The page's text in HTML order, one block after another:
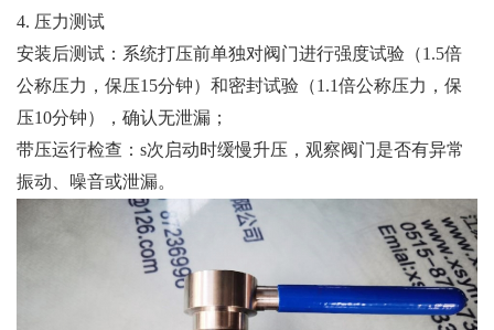
4. 压力测试
安装后测试：系统打压前单独对阀门进行强度试验（1.5倍
公称压力，保压15分钟）和密封试验（1.1倍公称压力，保
压10分钟），确认无泄漏；
带压运行检查：s次启动时缓慢升压，观察阀门是否有异常
振动、噪音或泄漏。